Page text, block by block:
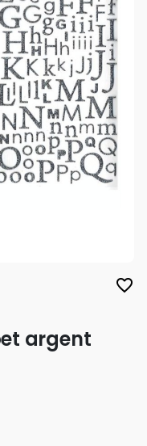
favorite_border
argent